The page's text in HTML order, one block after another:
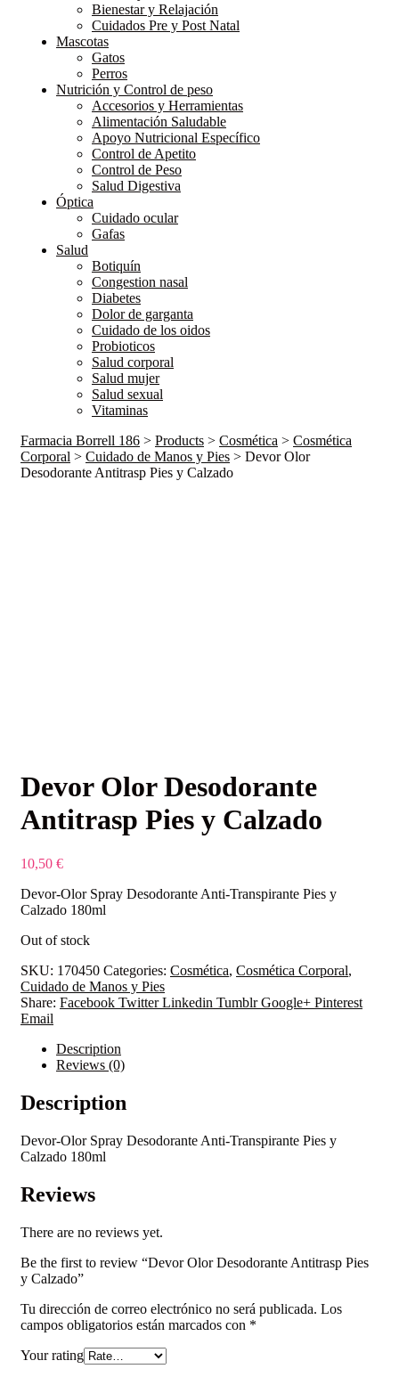
Bienestar y Relajación
Cuidados Pre y Post Natal
Mascotas
Gatos
Perros
Nutrición y Control de peso
Accesorios y Herramientas
Alimentación Saludable
Apoyo Nutricional Específico
Control de Apetito
Control de Peso
Salud Digestiva
Óptica
Cuidado ocular
Gafas
Salud
Botiquín
Congestion nasal
Diabetes
Dolor de garganta
Cuidado de los oidos
Probioticos
Salud corporal
Salud mujer
Salud sexual
Vitaminas
Farmacia Borrell 186 > Products > Cosmética > Cosmética
Corporal > Cuidado de Manos y Pies > Devor Olor
Desodorante Antitrasp Pies y Calzado
Devor Olor Desodorante
Antitrasp Pies y Calzado
10,50 €
Devor-Olor Spray Desodorante Anti-Transpirante Pies y
Calzado 180ml
Out of stock
SKU: 170450 Categories: Cosmética, Cosmética Corporal,
Cuidado de Manos y Pies
Share: Facebook Twitter Linkedin Tumblr Google+ Pinterest
Email
Description
Reviews (0)
Description
Devor-Olor Spray Desodorante Anti-Transpirante Pies y
Calzado 180ml
Reviews
There are no reviews yet.
Be the first to review “Devor Olor Desodorante Antitrasp Pies
y Calzado”
Tu dirección de correo electrónico no será publicada. Los
campos obligatorios están marcados con *
Your rating